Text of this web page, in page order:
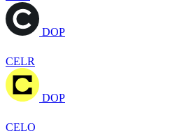
DOP
CELR
DOP
CELO